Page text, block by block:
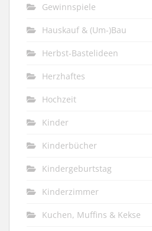
Gewinnspiele
Hauskauf & (Um-)Bau
Herbst-Bastelideen
Herzhaftes
Hochzeit
Kinder
Kinderbücher
Kindergeburtstag
Kinderzimmer
Kuchen, Muffins & Kekse